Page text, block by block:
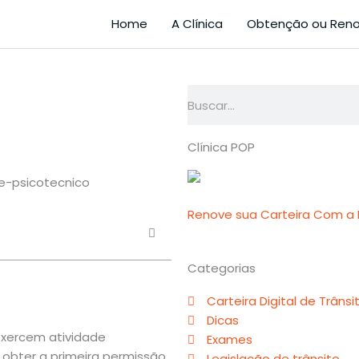
Home A Clínica Obtenção ou
atividade
Clínica POP
Renove sua Carteira Com a
Categorias
Carteira Digital de
Dicas
Exames